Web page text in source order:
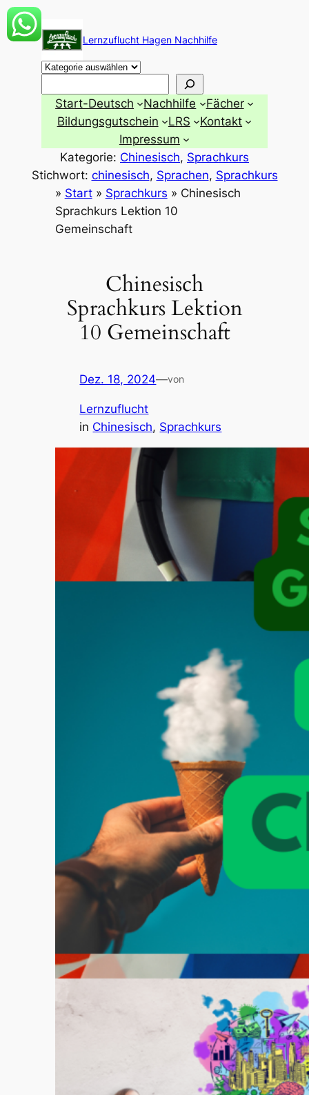
Zum
Inhalt
springen
Lernzuflucht Hagen Nachhilfe
Start-Deutsch Nachhilfe
Fächer
Bildungsgutschein
LRS
Kontakt
Impressum
Kategorie: Chinesisch, Sprachkurs
Stichwort: chinesisch, Sprachen, Sprachkurs
» Start» Sprachkurs » Chinesisch
Sprachkurs Lektion 10
Gemeinschaft
Chinesisch
Sprachkurs Lektion
10 Gemeinschaft
Dez. 18, 2024—von
Lernzuflucht
in Chinesisch, Sprachkurs